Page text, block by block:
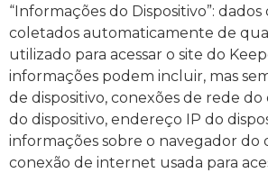
“Informações do Dispositivo”:
coletados automaticamente de
utilizado para acessar o site do
informações podem incluir, mas
de dispositivo, conexões de rede do
do dispositivo, endereço IP do
informações sobre o navegador do
conexão de internet usada para